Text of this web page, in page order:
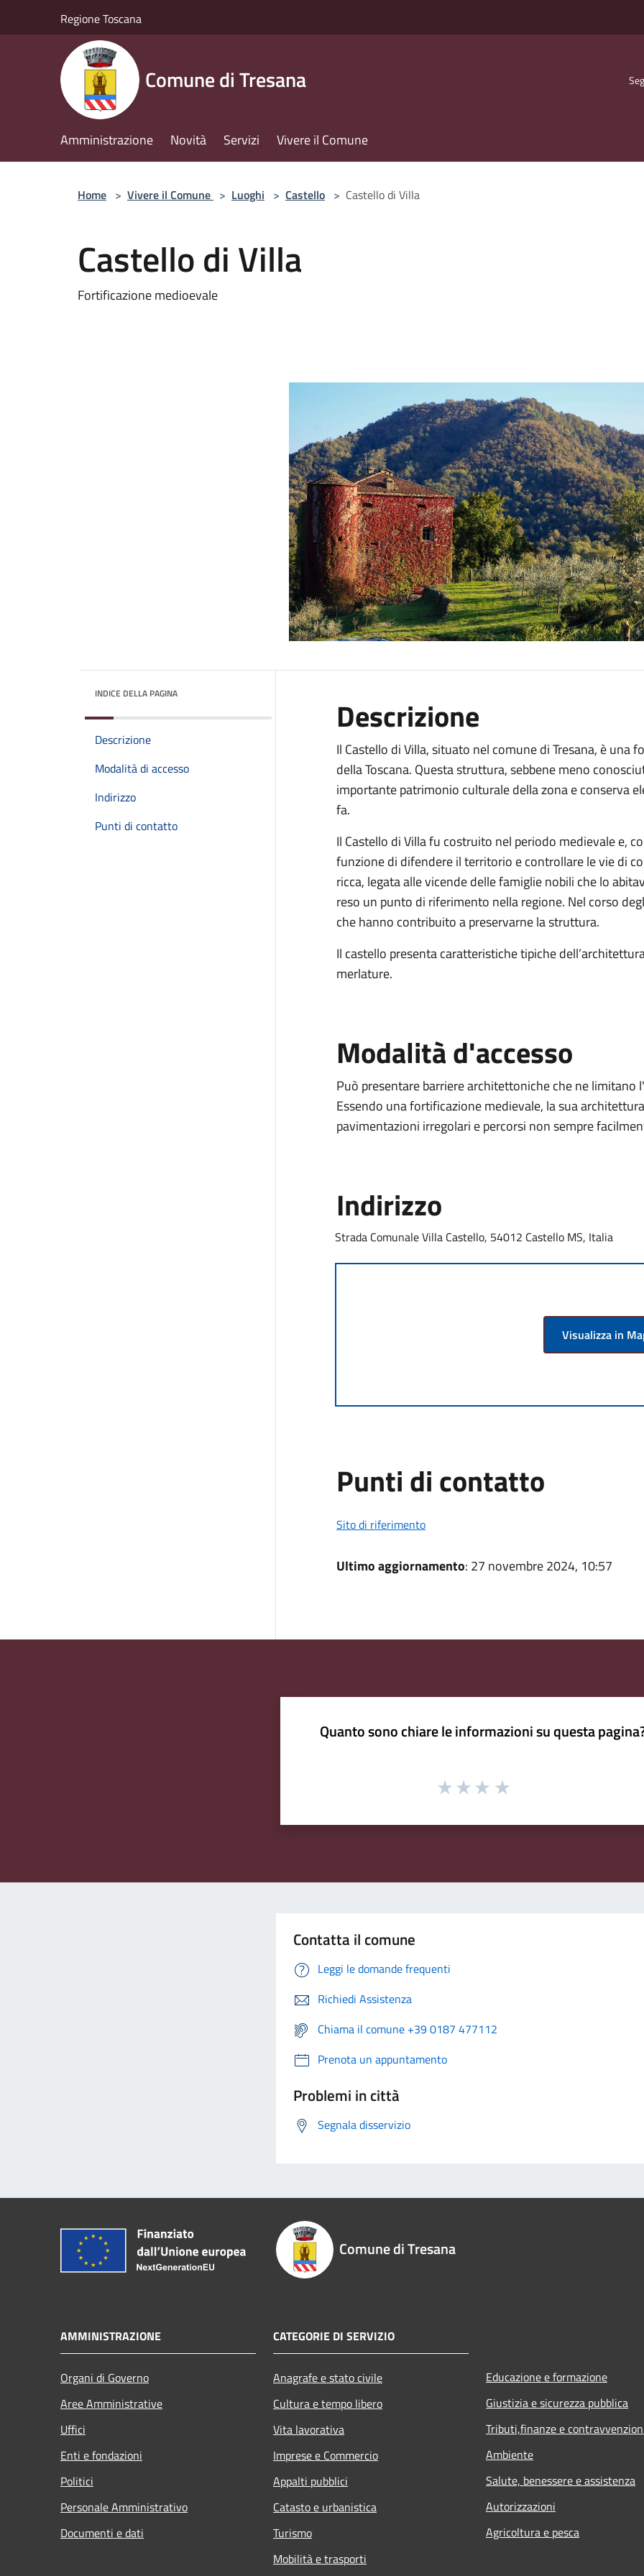
Regione Toscana
Comune di Tresana
Amministrazione Novità Servizi Vivere il Comune
Home > Vivere il Comune > Luoghi > Castello > Castello di Villa
Castello di Villa
Fortificazione medioevale
INDICE DELLA PAGINA
Descrizione
Modalità di accesso
Indirizzo
Punti di contatto
Descrizione
Il Castello di Villa, situato nel comune di Tresana, è
della Toscana. Questa struttura, sebbene meno
importante patrimonio culturale della zona e conserva
fa.
Il Castello di Villa fu costruito nel periodo medievale e,
funzione di difendere il territorio e controllare le vie di
ricca, legata alle vicende delle famiglie nobili che lo
reso un punto di riferimento nella regione. Nel corso
che hanno contribuito a preservarne la struttura.
Il castello presenta caratteristiche tipiche
merlature.
Modalità d'accesso
Può presentare barriere architettoniche che ne limitano
Essendo una fortificazione medievale, la sua
pavimentazioni irregolari e percorsi non sempre
Indirizzo
Strada Comunale Villa Castello, 54012 Castello MS, Italia
Visualizza in
Punti di contatto
Sito di riferimento
Ultimo aggiornamento: 27 novembre 2024, 10:57
Quanto sono chiare le informazioni su questa
Contatta il comune
Leggi le domande frequenti
Richiedi Assistenza
Chiama il comune +39 0187 477112
Prenota un appuntamento
Problemi in città
Segnala disservizio
Comune di Tresana
AMMINISTRAZIONE
Organi di Governo
Aree Amministrative
Uffici
Enti e fondazioni
Politici
Personale Amministrativo
Documenti e dati
CATEGORIE DI SERVIZIO
Anagrafe e stato civile
Cultura e tempo libero
Vita lavorativa
Imprese e Commercio
Appalti pubblici
Catasto e urbanistica
Turismo
Mobilità e trasporti
Educazione e formazione
Giustizia e sicurezza pubblica
Tributi,finanze e
Ambiente
Salute, benessere e assistenza
Autorizzazioni
Agricoltura e pesca